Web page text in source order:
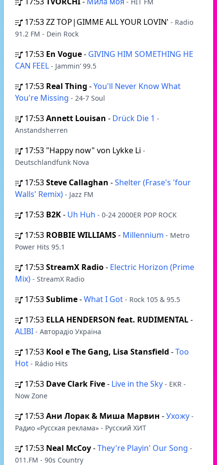
17:53ZZ TOP|GIMME ALL YOUR LOVIN' - Radio
91.2 FM - Dein Rock
17:53 En Vogue- GIVING HIM SOMETHING HE
CAN FEEL - Jammin’ 99.5
17:53 Real Thing -You'll Never Know What
You're Missing - 24-7 Soul
17:53Annett Louisan - Drück Die 1 -
Anstandsherren
17:53 "Happy now" von Lykke Li -
Deutschlandfunk Nova
17:53Steve Callaghan -Shelter (Frase's 'four
Walls' Remix) - Jazz FM
17:53 B2K- Uh Huh - 0-24 2000ER POP ROCK
17:53 ROBBIE WILLIAMS- Millennium - Metro
Power Hits 95.1
17:53StreamX Radio- Electric Horizon (Prime
Mix) - StreamX Radio
17:53Sublime-What I Got - Rock 105 & 95.5
17:53 ELLA HENDERSON feat. RUDIMENTAL-
ALIBI - Авторадіо Україна
17:53 Kool e The Gang, Lisa Stansfield -Too
Hot - Rádio Hits
17:53 Dave Clark Five- Live in the Sky - EKR -
Now Zone
17:53Ани Лорак & Миша Марвин -Ухожу -
Радио «Русская реклама» - Русский ХИТ
17:53 Neal McCoy-They're Playin' Our Song -
011.FM - 90s Country